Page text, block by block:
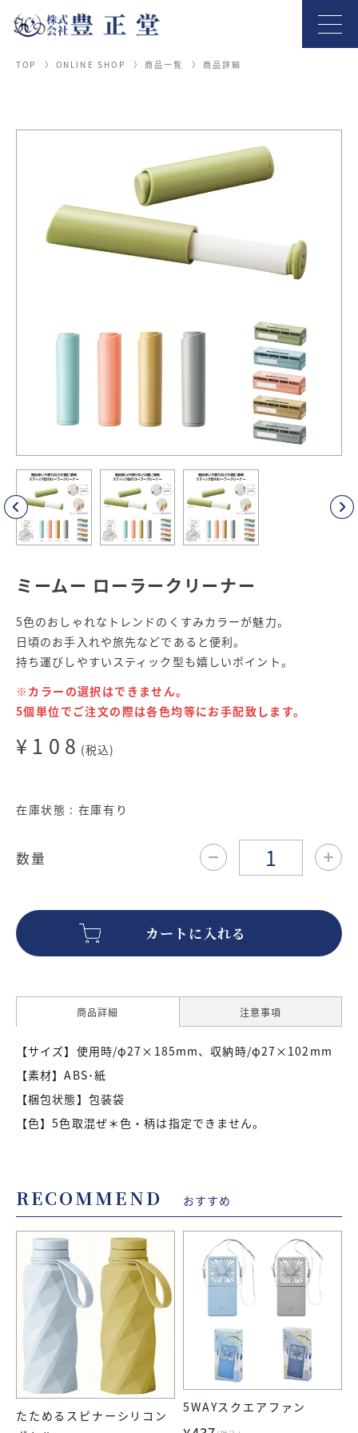
TOP ONLINE SHOP 商品一覧 商品詳細
ミームー ローラークリーナー
5色のおしゃれなトレンドのくすみカラーが魅力。
日頃のお手入れや旅先などであると便利。
持ち運びしやすいスティック型も嬉しいポイント。
※カラーの選択はできません。
5個単位でご注文の際は各色均等にお手配致します。
¥108 (税込)
在庫状態 : 在庫有り
数量
商品詳細 注意事項
【サイズ】使用時/φ27×185mm、収納時/φ27×102mm
【素材】ABS･紙
【梱包状態】包装袋
【色】5色取混ぜ＊色・柄は指定できません。
RECOMMEND おすすめ
たためるスピナーシリコン
5WAYスクエアファン